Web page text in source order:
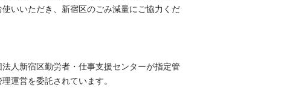
いいただき、新宿区のごみ減量にご協力くだ
人新宿区勤労者・仕事支援センターが指定管
運営を委託されています。